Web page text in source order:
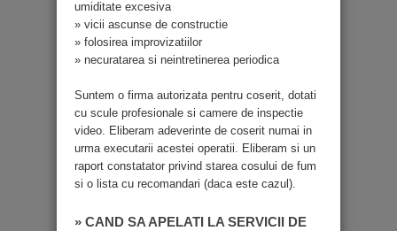
umiditate excesiva
» vicii ascunse de constructie
» folosirea improvizatiilor
» necuratarea si neintretinerea periodica
Suntem o firma autorizata pentru coserit, dotati
cu scule profesionale si camere de inspectie
video. Eliberam adeverinte de coserit numai in
urma executarii acestei operatii. Eliberam si un
raport constatator privind starea cosului de fum
si o lista cu recomandari (daca este cazul).
» CAND SA APELATI LA SERVICII DE